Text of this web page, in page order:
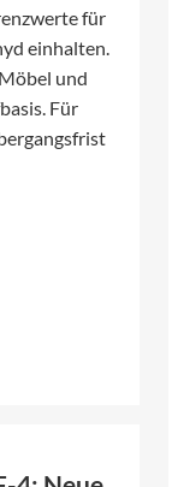
für
einhalten.
und
Für